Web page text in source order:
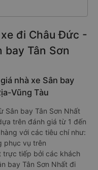
đi Châu Đức -
bay Tân Sơn
nhà xe Sân bay
Vũng Tàu
Sân bay Tân Sơn Nhất
trên đánh giá từ 1 đến
với các tiêu chí như:
phục vụ trên
trực tiếp bởi các khách
bay Tân Sơn Nhất đi